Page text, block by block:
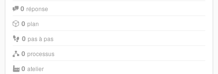
0 réponse
0 plan
0 pas à pas
0 processus
0 atelier